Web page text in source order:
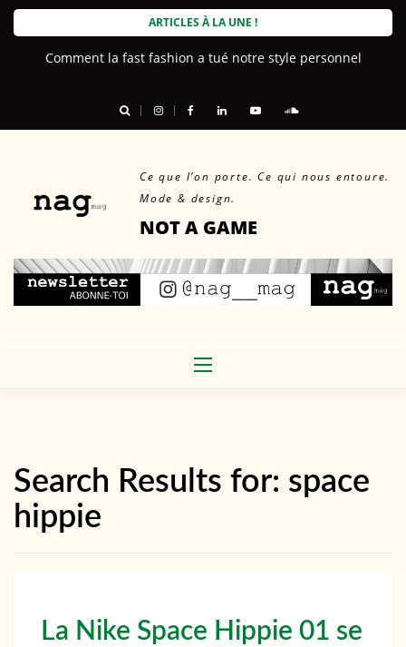
Skip
ARTICLES À LA UNE !
Comment la fast fashion a tué notre style personnel
Ce que l’on porte. Ce qui nous entoure.
Mode & design.
NOT A GAME
Search Results for: space
hippie
La Nike Space Hippie 01 se